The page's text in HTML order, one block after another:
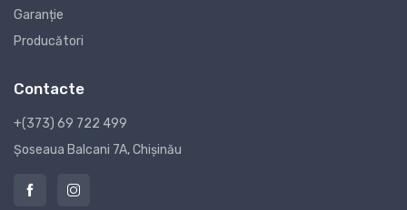
Garanție
Producători
Contacte
+(373) 69 722 499
Șoseaua Balcani 7A, Chișinău